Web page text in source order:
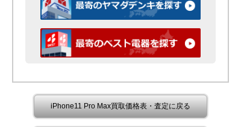
iPhone11 Pro Max買取価格表・査定に戻る